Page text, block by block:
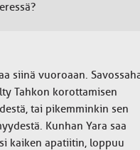
siinä vuoroaan.
Tahkon korottamisen
tai pikemminkin sen
Kunhan Yara saa
kaiken apatiitin, loppuu